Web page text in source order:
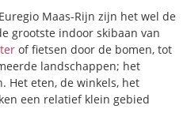
Maas-Rijn zijn het wel de
grootste indoor skibaan van
of fietsen door de bomen, tot
landschappen; het
Het eten, de winkels, het
een relatief klein gebied